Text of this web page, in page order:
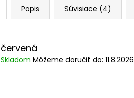
Popis Súvisiace (4)
červená
Skladom Môžeme doručiť do: 11.8.2026